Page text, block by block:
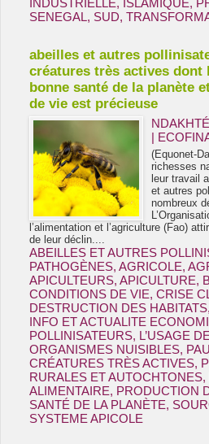
INDUSTRIELLE, ISLAMIQUE,
SENEGAL, SUD,
abeilles et autres
créatures très actives
bonne santé de la planète
de vie est précieuse
|
(Equonet-
richesses
leur travail
et autres
nombreux
l’alimentation et l’agriculture (Fao)
de leur déclin....
ABEILLES ET AUTRES
PATHOGÈNES, AGRICOLE,
APICULTEURS, APICULTURE,
CONDITIONS DE VIE, CRISE
DESTRUCTION DES HABITATS,
INFO ET ACTUALITE
POLLINISATEURS, L’USAGE
ORGANISMES NUISIBLES,
CRÉATURES TRÈS ACTIVES,
RURALES ET AUTOCHTONES,
ALIMENTAIRE, PRODUCTION
SANTÉ DE LA PLANÈTE,
SYSTEME APICOLE